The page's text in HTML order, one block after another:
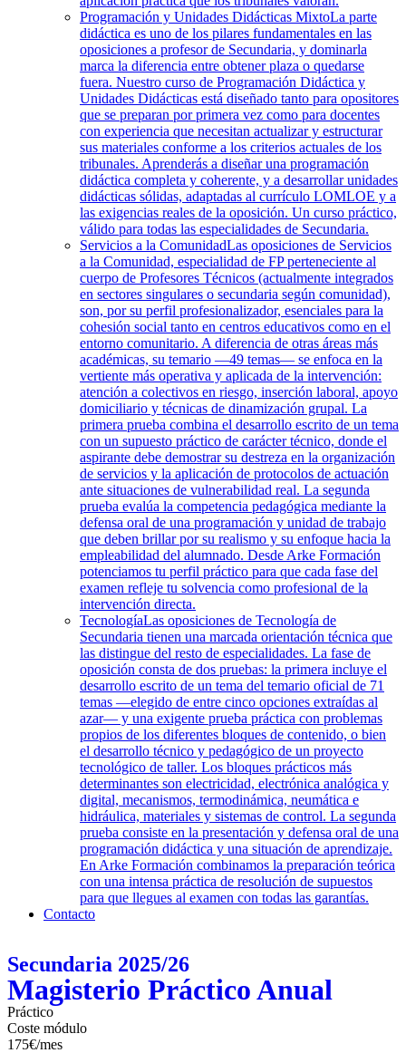
Programación y Unidades Didácticas MixtoLa parte
didáctica es uno de los pilares fundamentales en las
oposiciones a profesor de Secundaria, y dominarla
marca la diferencia entre obtener plaza o quedarse
fuera. Nuestro curso de Programación Didáctica y
Unidades Didácticas está diseñado tanto para opositores
que se preparan por primera vez como para docentes
con experiencia que necesitan actualizar y estructurar
sus materiales conforme a los criterios actuales de los
tribunales. Aprenderás a diseñar una programación
didáctica completa y coherente, y a desarrollar unidades
didácticas sólidas, adaptadas al currículo LOMLOE y a
las exigencias reales de la oposición. Un curso práctico,
válido para todas las especialidades de Secundaria.
Servicios a la ComunidadLas oposiciones de Servicios
a la Comunidad, especialidad de FP perteneciente al
cuerpo de Profesores Técnicos (actualmente integrados
en sectores singulares o secundaria según comunidad),
son, por su perfil profesionalizador, esenciales para la
cohesión social tanto en centros educativos como en el
entorno comunitario. A diferencia de otras áreas más
académicas, su temario —49 temas— se enfoca en la
vertiente más operativa y aplicada de la intervención:
atención a colectivos en riesgo, inserción laboral, apoyo
domiciliario y técnicas de dinamización grupal. La
primera prueba combina el desarrollo escrito de un tema
con un supuesto práctico de carácter técnico, donde el
aspirante debe demostrar su destreza en la organización
de servicios y la aplicación de protocolos de actuación
ante situaciones de vulnerabilidad real. La segunda
prueba evalúa la competencia pedagógica mediante la
defensa oral de una programación y unidad de trabajo
que deben brillar por su realismo y su enfoque hacia la
empleabilidad del alumnado. Desde Arke Formación
potenciamos tu perfil práctico para que cada fase del
examen refleje tu solvencia como profesional de la
intervención directa.
TecnologíaLas oposiciones de Tecnología de
Secundaria tienen una marcada orientación técnica que
las distingue del resto de especialidades. La fase de
oposición consta de dos pruebas: la primera incluye el
desarrollo escrito de un tema del temario oficial de 71
temas —elegido de entre cinco opciones extraídas al
azar— y una exigente prueba práctica con problemas
propios de los diferentes bloques de contenido, o bien
el desarrollo técnico y pedagógico de un proyecto
tecnológico de taller. Los bloques prácticos más
determinantes son electricidad, electrónica analógica y
digital, mecanismos, termodinámica, neumática e
hidráulica, materiales y sistemas de control. La segunda
prueba consiste en la presentación y defensa oral de una
programación didáctica y una situación de aprendizaje.
En Arke Formación combinamos la preparación teórica
con una intensa práctica de resolución de supuestos
para que llegues al examen con todas las garantías.
Contacto
Secundaria 2025/26
Magisterio Práctico Anual
Práctico
Coste módulo
175€/mes